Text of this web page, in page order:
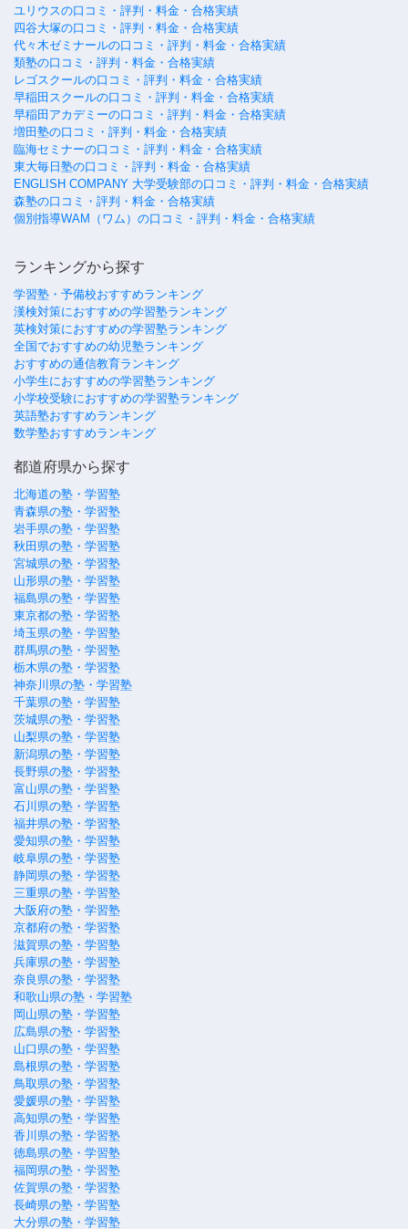
ユリウスの口コミ・評判・料金・合格実績
四谷大塚の口コミ・評判・料金・合格実績
代々木ゼミナールの口コミ・評判・料金・合格実績
類塾の口コミ・評判・料金・合格実績
レゴスクールの口コミ・評判・料金・合格実績
早稲田スクールの口コミ・評判・料金・合格実績
早稲田アカデミーの口コミ・評判・料金・合格実績
増田塾の口コミ・評判・料金・合格実績
臨海セミナーの口コミ・評判・料金・合格実績
東大毎日塾の口コミ・評判・料金・合格実績
ENGLISH COMPANY 大学受験部の口コミ・評判・料金・合格実績
森塾の口コミ・評判・料金・合格実績
個別指導WAM（ワム）の口コミ・評判・料金・合格実績
ランキングから探す
学習塾・予備校おすすめランキング
漢検対策におすすめの学習塾ランキング
英検対策におすすめの学習塾ランキング
全国でおすすめの幼児塾ランキング
おすすめの通信教育ランキング
小学生におすすめの学習塾ランキング
小学校受験におすすめの学習塾ランキング
英語塾おすすめランキング
数学塾おすすめランキング
都道府県から探す
北海道の塾・学習塾
青森県の塾・学習塾
岩手県の塾・学習塾
秋田県の塾・学習塾
宮城県の塾・学習塾
山形県の塾・学習塾
福島県の塾・学習塾
東京都の塾・学習塾
埼玉県の塾・学習塾
群馬県の塾・学習塾
栃木県の塾・学習塾
神奈川県の塾・学習塾
千葉県の塾・学習塾
茨城県の塾・学習塾
山梨県の塾・学習塾
新潟県の塾・学習塾
長野県の塾・学習塾
富山県の塾・学習塾
石川県の塾・学習塾
福井県の塾・学習塾
愛知県の塾・学習塾
岐阜県の塾・学習塾
静岡県の塾・学習塾
三重県の塾・学習塾
大阪府の塾・学習塾
京都府の塾・学習塾
滋賀県の塾・学習塾
兵庫県の塾・学習塾
奈良県の塾・学習塾
和歌山県の塾・学習塾
岡山県の塾・学習塾
広島県の塾・学習塾
山口県の塾・学習塾
島根県の塾・学習塾
鳥取県の塾・学習塾
愛媛県の塾・学習塾
高知県の塾・学習塾
香川県の塾・学習塾
徳島県の塾・学習塾
福岡県の塾・学習塾
佐賀県の塾・学習塾
長崎県の塾・学習塾
大分県の塾・学習塾